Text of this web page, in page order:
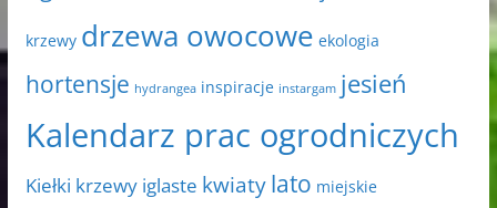
krzewy drzewa owocowe ekologia
hortensje hydrangea inspiracje instargam jesień
Kalendarz prac ogrodniczych
Kiełki krzewy iglaste kwiaty lato miejskie